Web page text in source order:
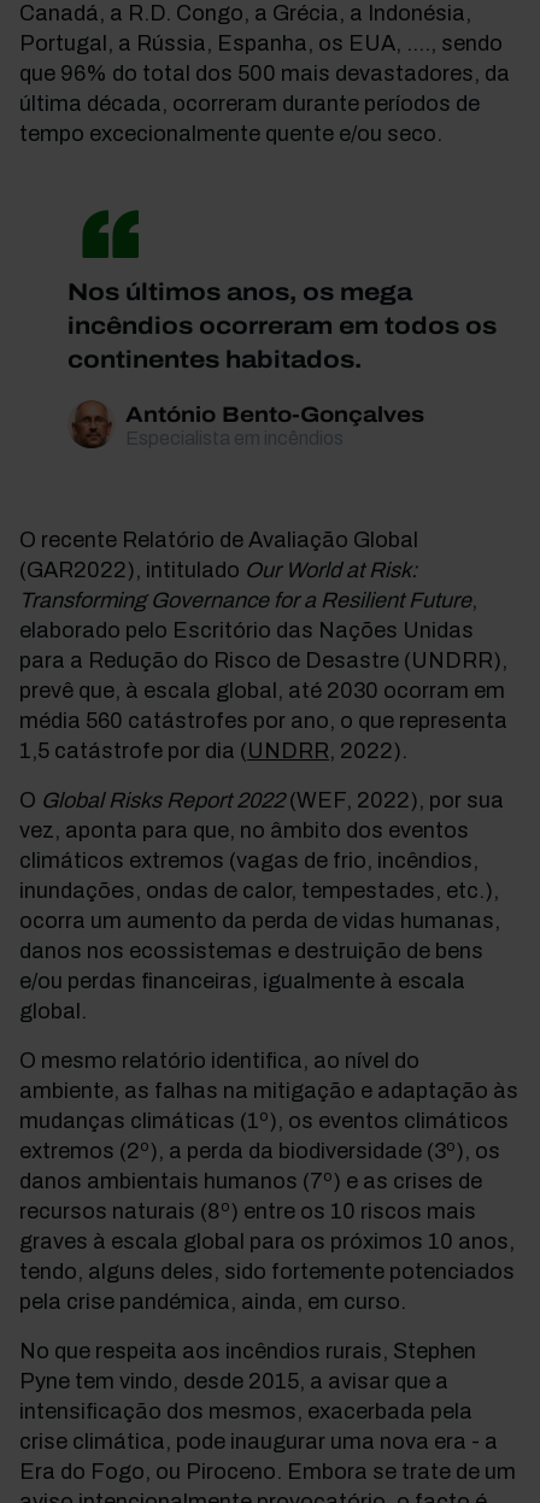
Canadá, a R.D. Congo, a Grécia, a Indonésia,
Portugal, a Rússia, Espanha, os EUA, ...., sendo
que 96% do total dos 500 mais devastadores, da
última década, ocorreram durante períodos de
tempo excecionalmente quente e/ou seco.
Nos últimos anos, os mega
incêndios ocorreram em todos os
continentes habitados.
António Bento-Gonçalves
Especialista em incêndios
O recente Relatório de Avaliação Global
(GAR2022), intitulado Our World at Risk:
Transforming Governance for a Resilient Future,
elaborado pelo Escritório das Nações Unidas
para a Redução do Risco de Desastre (UNDRR),
prevê que, à escala global, até 2030 ocorram em
média 560 catástrofes por ano, o que representa
1,5 catástrofe por dia (UNDRR, 2022).
O Global Risks Report 2022(WEF, 2022), por sua
vez, aponta para que, no âmbito dos eventos
climáticos extremos (vagas de frio, incêndios,
inundações, ondas de calor, tempestades, etc.),
ocorra um aumento da perda de vidas humanas,
danos nos ecossistemas e destruição de bens
e/ou perdas financeiras, igualmente à escala
global.
O mesmo relatório identifica, ao nível do
ambiente, as falhas na mitigação e adaptação às
mudanças climáticas (1º), os eventos climáticos
extremos (2º), a perda da biodiversidade (3º), os
danos ambientais humanos (7º) e as crises de
recursos naturais (8º) entre os 10 riscos mais
graves à escala global para os próximos 10 anos,
tendo, alguns deles, sido fortemente potenciados
pela crise pandémica, ainda, em curso.
No que respeita aos incêndios rurais, Stephen
Pyne tem vindo, desde 2015, a avisar que a
intensificação dos mesmos, exacerbada pela
crise climática, pode inaugurar uma nova era - a
Era do Fogo, ou Piroceno. Embora se trate de um